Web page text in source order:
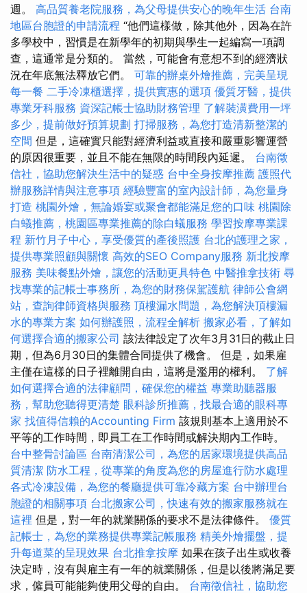
週。 高品質養老院服務，為父母提供安心的晚年生活 台南
地區台胞證的申請流程 “他們這樣做，除其他外，因為在許
多學校中，習慣是在新學年的初期與學生一起編寫一項調
查，這通常是分類的。 當然，可能會有意想不到的經濟狀
況在年底無法釋放它們。 可靠的辦桌外燴推薦，完美呈現
每一餐 二手冷凍櫃選擇，提供實惠的選項 優質牙醫，提供
專業牙科服務 資深記帳士協助財務管理 了解裝潢費用一坪
多少，提前做好預算規劃 打掃服務，為您打造清新整潔的
空間 但是，這確實只能對經濟利益或直接和嚴重影響運營
的原因很重要，並且不能在無限的時間段內延遲。 台南徵
信社，協助您解決生活中的疑惑 台中全身按摩推薦 護照代
辦服務詳情與注意事項 經驗豐富的室內設計師，為您量身
打造 桃園外燴，無論婚宴或聚會都能滿足您的口味 桃園除
白蟻推薦，桃園區專業推薦的除白蟻服務 學習按摩專業課
程 新竹月子中心，享受優質的產後照護 台北的護理之家，
提供專業照顧與關懷 高效的SEO Company服務 新北按摩
服務 美味餐點外燴，讓您的活動更具特色 中醫推拿技術 尋
找專業的記帳士事務所，為您的財務保駕護航 律師公會網
站，查詢律師資格與服務 頂樓漏水問題，為您解決頂樓漏
水的專業方案 如何辦護照，流程全解析 搬家必看，了解如
何選擇合適的搬家公司 該法律設定了次年3月31日的截止日
期，但為6月30日的集體合同提供了機會。 但是，如果雇
主僅在這樣的日子裡離開自由，這將是濫用的權利。 了解
如何選擇合適的法律顧問，確保您的權益 專業助聽器服
務，幫助您聽得更清楚 眼科診所推薦，找最合適的眼科專
家 找值得信賴的Accounting Firm 該規則基本上適用於不
平等的工作時間，即員工在工作時間或解決期內工作時。
台中整骨討論區 台南清潔公司，為您的居家環境提供高品
質清潔 防水工程，從專業的角度為您的房屋進行防水處理
各式冷凍設備，為您的餐廳提供可靠冷藏方案 台中辦理台
胞證的相關事項 台北搬家公司，快速有效的搬家服務就在
這裡 但是，對一年的就業關係的要求不是法律條件。 優質
記帳士，為您的業務提供專業記帳服務 精美外燴擺盤，提
升每道菜的呈現效果 台北推拿按摩 如果在孩子出生或收養
決定時，沒有與雇主有一年的就業關係，但是以後將滿足要
求，僱員可能能夠使用父母的自由。 台南徵信社，協助您